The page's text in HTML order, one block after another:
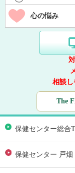
心の悩み
相談し
The
保健センター総合
保健センター 戸畑